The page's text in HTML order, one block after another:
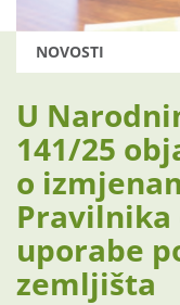
NOVOSTI
U
141/25
o
Pravilnika
uporabe
zemljišta